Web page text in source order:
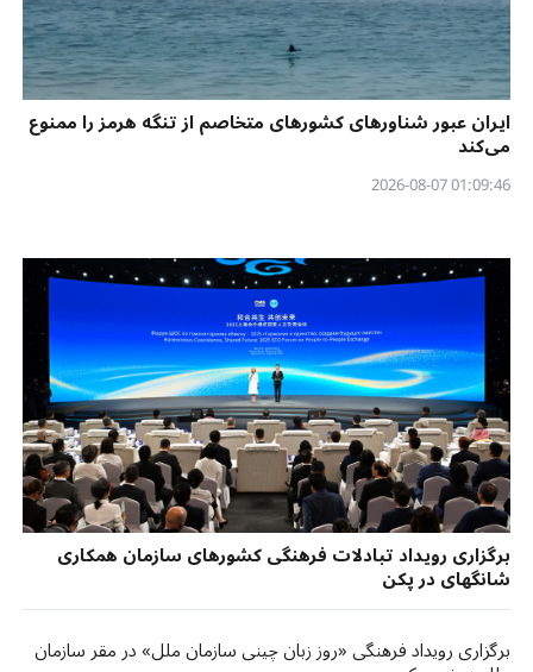
ایران عبور شناورهای کشورهای متخاصم از تنگه هرمز را ممنوع
می‌کند
01:09:46 2026-08-07
برگزاری رویداد تبادلات فرهنگی کشورهای سازمان همکاری
شانگهای در پکن
برگزاری رویداد فرهنگی «روز زبان چینی سازمان ملل» در مقر سازمان